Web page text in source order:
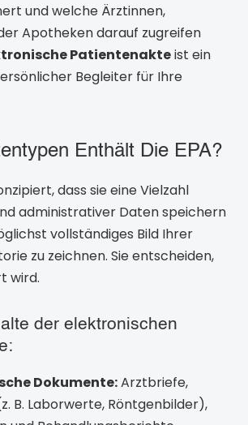
und welche Ärztinnen,
Apotheken darauf zugreifen
Patientenakteist ein
Begleiter für Ihre
Enthält Die EPA?
dass sie eine Vielzahl
administrativer Daten speichern
vollständiges Bild Ihrer
zu zeichnen. Sie entscheiden,
wird.
der elektronischen
Dokumente:Arztbriefe,
B. Laborwerte, Röntgenbilder),